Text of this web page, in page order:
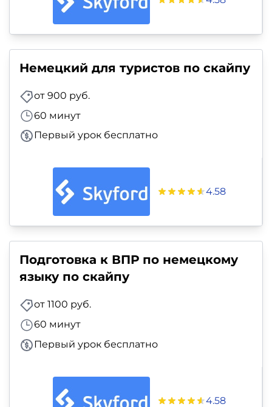
Немецкий для туристов по скайпу
от 900 руб.
60 минут
Первый урок бесплатно
4.58
Подготовка к ВПР по немецкому
языку по скайпу
от 1100 руб.
60 минут
Первый урок бесплатно
4.58